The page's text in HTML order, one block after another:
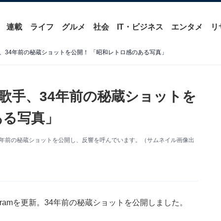
連載 ライフ グルメ 社会 IT・ビジネス エンタメ リ
34年前の秘蔵ショットを公開！ 「昭和レトロ感のある写真」
手、34年前の秘蔵ショットを
写真」
の秘蔵ショットを公開し、反響を呼んでいます。（サムネイル画像出
を更新。34年前の秘蔵ショットを公開しました。